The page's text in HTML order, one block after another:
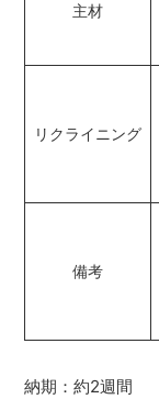
納期：約2週間
主材
リクライニング
備考